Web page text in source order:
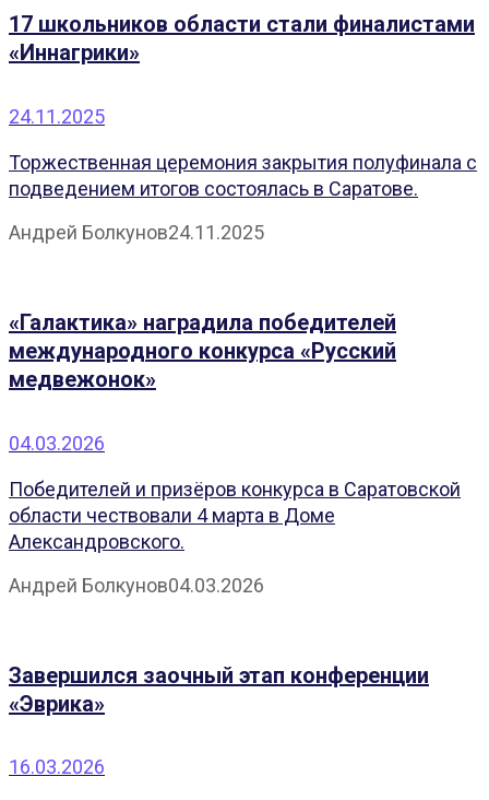
17 школьников области стали финалистами
«Иннагрики»
24.11.2025
Торжественная церемония закрытия полуфинала с
подведением итогов состоялась в Саратове.
Андрей Болкунов24.11.2025
«Галактика» наградила победителей
международного конкурса «Русский
медвежонок»
04.03.2026
Победителей и призёров конкурса в Саратовской
области чествовали 4 марта в Доме
Александровского.
Андрей Болкунов04.03.2026
Завершился заочный этап конференции
«Эврика»
16.03.2026